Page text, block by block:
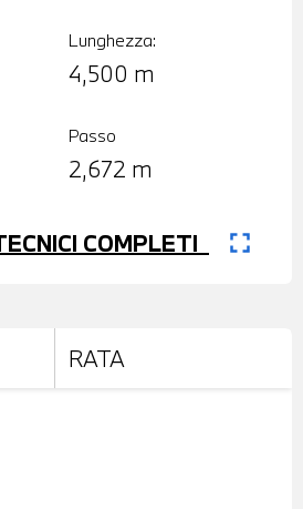
Lunghezza:
4,500 m
Passo
2,672 m
COMPLETI fullscreen
RATA